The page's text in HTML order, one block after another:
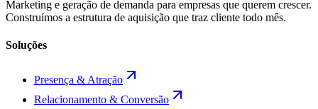
Marketing e geração de demanda para empresas que querem crescer.
Construímos a estrutura de aquisição que traz cliente todo mês.
Soluções
Presença & Atração
Relacionamento & Conversão